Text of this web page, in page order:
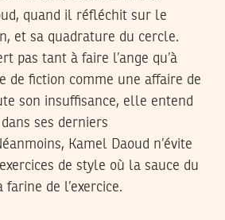
quand il réfléchit sur le
et sa quadrature du cercle.
pas tant à faire l’ange qu’à
de fiction comme une affaire de
son insuffisance, elle entend
ses derniers
Kamel Daoud n’évite
de style où la sauce du
de l’exercice.